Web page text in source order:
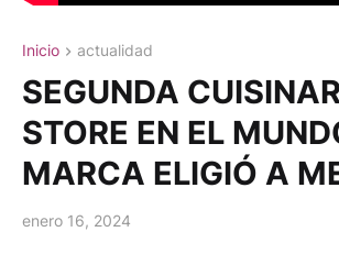
Inicio actualidad
SEGUNDA
STORE EN EL
MARCA ELIGIÓ A
enero 16, 2024